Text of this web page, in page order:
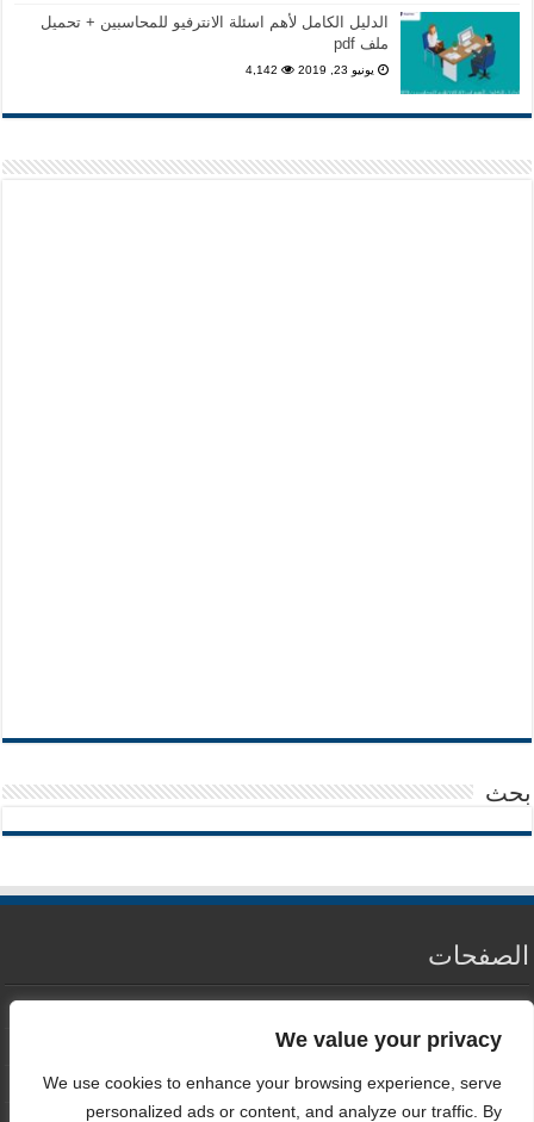
We value your privacy
We use cookies to enhance your browsing experience, serve
personalized ads or content, and analyze our traffic. By
الدليل الكامل لأهم اسئلة الانترفيو للمحاسبين + تحميل
ملف pdf
يونيو 23, 2019 4,142
بحث
الصفحات
سياسة الخصوصية
اتصل بنا